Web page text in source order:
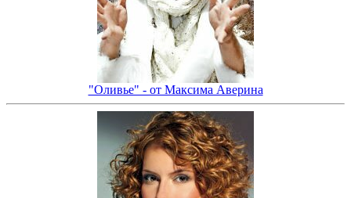
"Оливье" - от Максима Аверина